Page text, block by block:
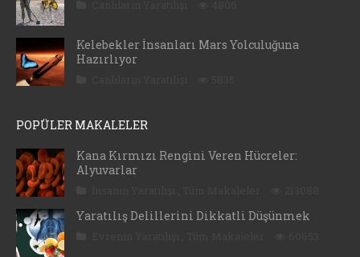
Kelebekler İnsanları Mars Yolculuğuna
Hazırlıyor
POPÜLER MAKALELER
Kana Kırmızı Rengini Veren Hücreler:
Alyuvarlar
Yaratılış Delillerini Dikkatli Düşünmek